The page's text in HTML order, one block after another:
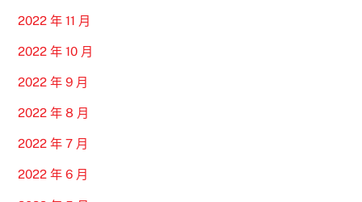
2022 年 11 月
2022 年 10 月
2022 年 9 月
2022 年 8 月
2022 年 7 月
2022 年 6 月